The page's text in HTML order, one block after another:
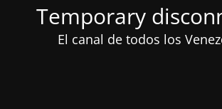
Temporary
El canal de todos los